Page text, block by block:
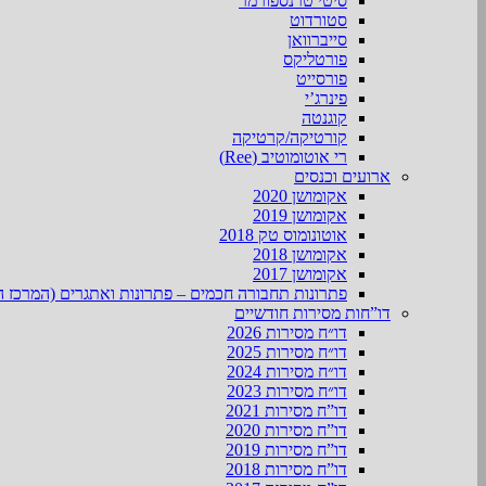
סטורדוט
סייברוואן
פורטליקס
פורסייט
פינרג’י
קוגנטה
קורטיקה/קרטיקה
רי אוטומוטיב (Ree)
ארועים וכנסים
אקומושן 2020
אקומושן 2019
אוטונומוס טק 2018
אקומושן 2018
אקומושן 2017
פתרונות תחבורה חכמים – פתרונות ואתגרים (המרכז
דו”חות מסירות חודשיים
דו״ח מסירות 2026
דו״ח מסירות 2025
דו״ח מסירות 2024
דו״ח מסירות 2023
דו”ח מסירות 2021
דו”ח מסירות 2020
דו”ח מסירות 2019
דו”ח מסירות 2018